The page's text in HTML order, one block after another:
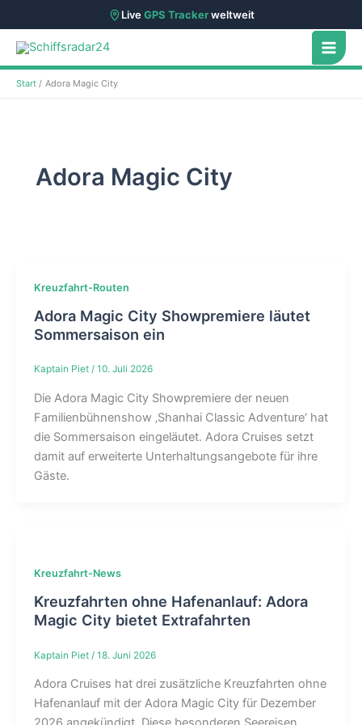
LiveGPS Trackerweltweit
Zum
Inhalt
springen
Start Adora Magic City
Adora Magic City
Kreuzfahrt-Routen
Adora Magic City Showpremiere läutet
Sommersaison ein
Kaptain Piet / 10. Juli 2026
Die Adora Magic City Showpremiere der neuen
Familienbühnenshow ‚Shanhai Classic Adventure‘ hat
die Sommersaison eingeläutet. Adora Cruises setzt
damit auf erweiterte Unterhaltungsangebote für ihre
Gäste.
Kreuzfahrt-News
Kreuzfahrten ohne Hafenanlauf: Adora
Magic City bietet Extrafahrten
Kaptain Piet / 18. Juni 2026
Adora Cruises hat drei zusätzliche Kreuzfahrten ohne
Hafenanlauf mit der Adora Magic City für Dezember